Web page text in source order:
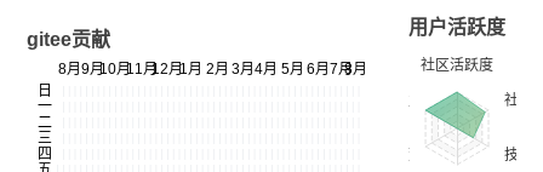
gitee贡献
用户活跃度